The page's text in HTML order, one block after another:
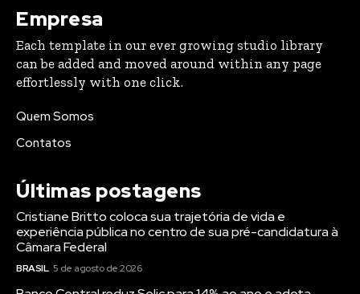
Empresa
Each template in our ever growing studio library
can be added and moved around within any page
effortlessly with one click.
Quem Somos
Contatos
Últimas postagens
Cristiane Britto coloca sua trajetória de vida e
experiência pública no centro de sua pré-candidatura à
Câmara Federal
BRASIL 5 de agosto de 2026